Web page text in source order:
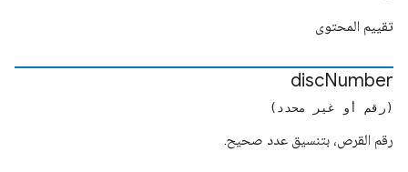
تقييم المحتوى
discNumber
(رقم أو غير محدد)
رقم القرص، بتنسيق عدد صحيح.